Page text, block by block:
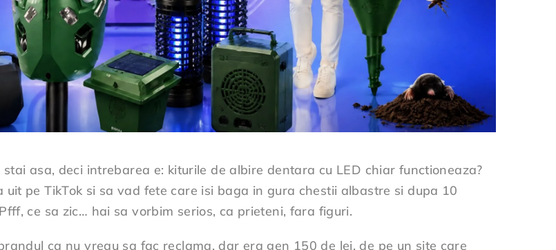
asa, deci intrebarea e: kiturile de albire dentara cu LED chiar functioneaza?
pe TikTok si sa vad fete care isi baga in gura chestii albastre si dupa 10
ce sa zic… hai sa vorbim serios, ca prieteni, fara figuri.
ca nu vreau sa fac reclama, dar era gen 150 de lei, de pe un site care